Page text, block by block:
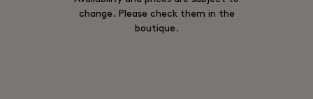
change. Please check them in the
boutique.